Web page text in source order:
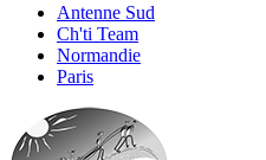
Antenne Sud
Ch'ti Team
Normandie
Paris